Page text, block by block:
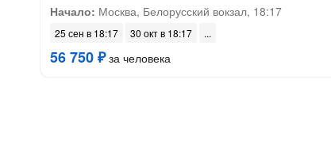
Начало: Москва, Белорусский вокзал, 18:17
25 сен в 18:17 30 окт в 18:17
56 750 ₽за человека